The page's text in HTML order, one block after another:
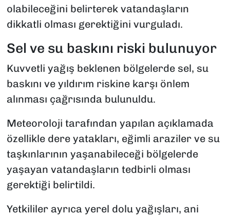
olabileceğini belirterek vatandaşların
dikkatli olması gerektiğini vurguladı.
Sel ve su baskını riski bulunuyor
Kuvvetli yağış beklenen bölgelerde sel, su
baskını ve yıldırım riskine karşı önlem
alınması çağrısında bulunuldu.
Meteoroloji tarafından yapılan açıklamada
özellikle dere yatakları, eğimli araziler ve su
taşkınlarının yaşanabileceği bölgelerde
yaşayan vatandaşların tedbirli olması
gerektiği belirtildi.
Yetkililer ayrıca yerel dolu yağışları, ani